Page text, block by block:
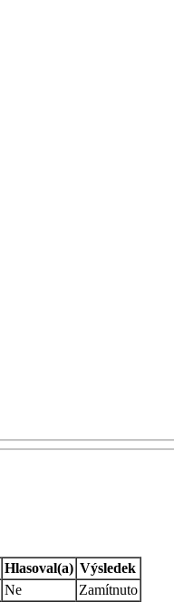
Hlasoval(a) Výsledek
Ne
Zamítnuto